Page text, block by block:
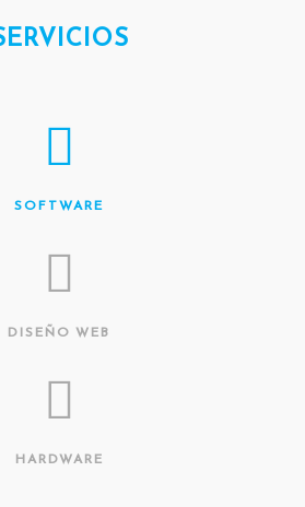
SOFTWARE
DISEÑO WEB
HARDWARE